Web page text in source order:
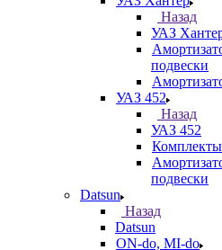
Назад
УАЗ
подвески
УАЗ 452
Назад
УАЗ 452
подвески
Datsun
Назад
Datsun
ON-do, MI-do